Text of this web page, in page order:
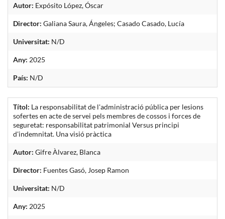
Autor: Expósito López, Óscar
Director: Galiana Saura, Ángeles; Casado Casado, Lucía
Universitat: N/D
Any: 2025
País: N/D
Títol: La responsabilitat de l'administració pública per lesions
sofertes en acte de servei pels membres de cossos i forces de
seguretat: responsabilitat patrimonial Versus principi
d'indemnitat. Una visió pràctica
Autor: Gifre Àlvarez, Blanca
Director: Fuentes Gasó, Josep Ramon
Universitat: N/D
Any: 2025